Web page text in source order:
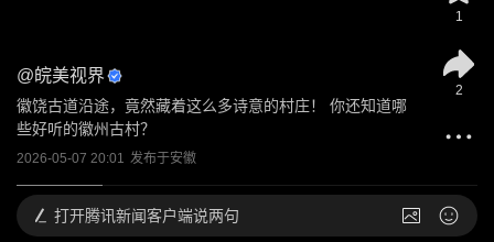
@皖美视界
徽饶古道沿途，竟然藏着这么多诗意的村庄！ 你还知道哪
些好听的徽州古村？
2026-05-07 20:01 发布于安徽
1
2
打开腾讯新闻客户端说两句